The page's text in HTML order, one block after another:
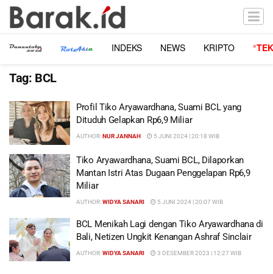
INDEKS NEWS KRIPTO
Tag: BCL
Profil Tiko Aryawardhana, Suami BCL yang
Dituduh Gelapkan Rp6,9 Miliar
AUTHOR:NUR JANNAH 5 JUNI 2024 | 20:18 WIB
Tiko Aryawardhana, Suami BCL, Dilaporkan
Mantan Istri Atas Dugaan Penggelapan Rp6,9
Miliar
AUTHOR:WIDYA SANARI 5 JUNI 2024 | 20:07 WIB
BCL Menikah Lagi dengan Tiko Aryawardhana di
Bali, Netizen Ungkit Kenangan Ashraf Sinclair
AUTHOR:WIDYA SANARI 3 DESEMBER 2023 | 12:27 WIB